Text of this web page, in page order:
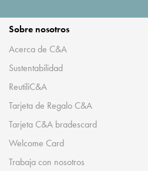
Sobre nosotros
Acerca de C&A
Sustentabilidad
ReutiliC&A
Tarjeta de Regalo C&A
Tarjeta C&A bradescard
Welcome Card
Trabaja con nosotros